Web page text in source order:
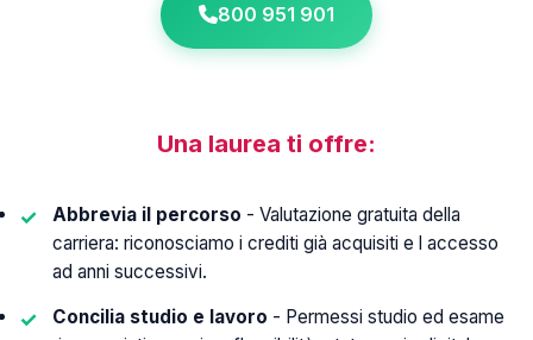
800 951 901
Una laurea ti offre:
Abbrevia il percorso - Valutazione gratuita della
carriera: riconosciamo i crediti già acquisiti e l accesso
ad anni successivi.
Concilia studio e lavoro - Permessi studio ed esame